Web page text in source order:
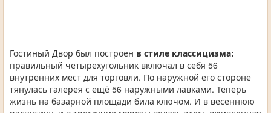
Гостиный Двор был построен в стиле классицизма:
правильный четырехугольник включал в себя 56
внутренних мест для торговли. По наружной его стороне
тянулась галерея с ещё 56 наружными лавками. Теперь
жизнь на базарной площади била ключом. И в весеннюю